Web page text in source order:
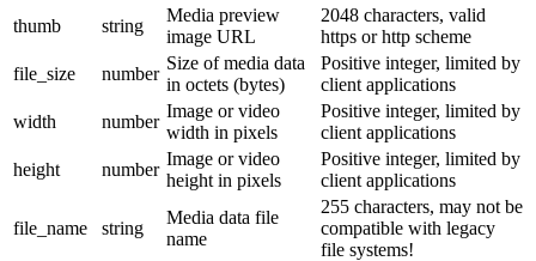
thumb
string
Media preview
image URL
2048 characters, valid
https or http scheme
file_size
number
Size of media data
in octets (bytes)
Positive integer, limited by
client applications
width
number
Image or video
width in pixels
Positive integer, limited by
client applications
height
number
Image or video
height in pixels
Positive integer, limited by
client applications
file_name string
Media data file
name
255 characters, may not be
compatible with legacy
file systems!